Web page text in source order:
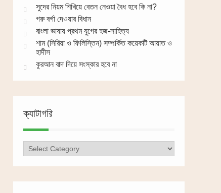
সুদের নিয়ম শিখিয়ে বেতন নেওয়া বৈধ হবে কি না?
গরু বর্গা দেওয়ার বিধান
বাংলা ভাষায় প্রথম যুগের হজ-সাহিত্য
শাম (সিরিয়া ও ফিলিস্তিন) সম্পর্কিত কয়েকটি আয়াত ও
হাদীস
কুরআন বাদ দিয়ে সংস্কার হবে না
ক্যাটাগরি
ক্যাটাগরি